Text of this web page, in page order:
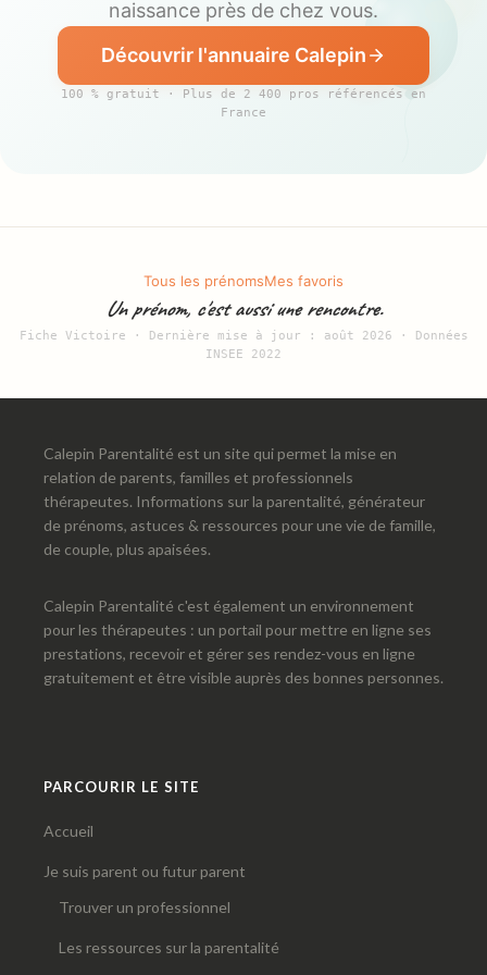
naissance près de chez vous.
Découvrir l'annuaire Calepin
100 % gratuit · Plus de 2 400 pros référencés en
France
Tous les prénomsMes favoris
Un prénom, c'est aussi une rencontre.
Fiche Victoire · Dernière mise à jour : août 2026 · Données
INSEE 2022
Calepin Parentalité est un site qui permet la mise en
relation de parents, familles et professionnels
thérapeutes. Informations sur la parentalité, générateur
de prénoms, astuces & ressources pour une vie de famille,
de couple, plus apaisées.
Calepin Parentalité c'est également un environnement
pour les thérapeutes : un portail pour mettre en ligne ses
prestations, recevoir et gérer ses rendez-vous en ligne
gratuitement et être visible auprès des bonnes personnes.
PARCOURIR LE SITE
Accueil
Je suis parent ou futur parent
Trouver un professionnel
Les ressources sur la parentalité